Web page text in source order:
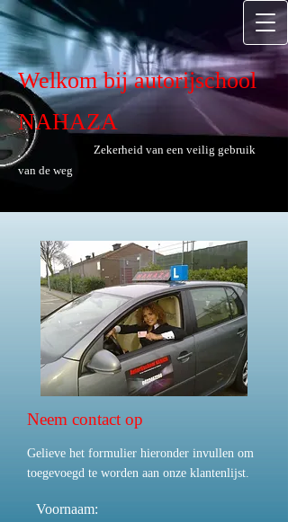
Welkom bij autorijschool
NAHAZA
Zekerheid van een veilig gebruik
van de weg
Neem contact op
Gelieve het formulier hieronder invullen om
toegevoegd te worden aan onze klantenlijst.
Voornaam: